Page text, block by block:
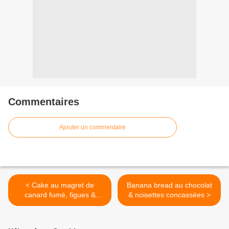
Commentaires
Ajouter un commentaire
< Cake au magret de
canard fumé, figues &
chèvre
Banana bread au chocolat
& noisettes concassées >